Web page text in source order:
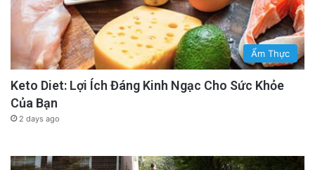
Ẩm Thực
Keto Diet: Lợi Ích Đáng Kinh Ngạc Cho Sức Khỏe
Của Bạn
2 days ago